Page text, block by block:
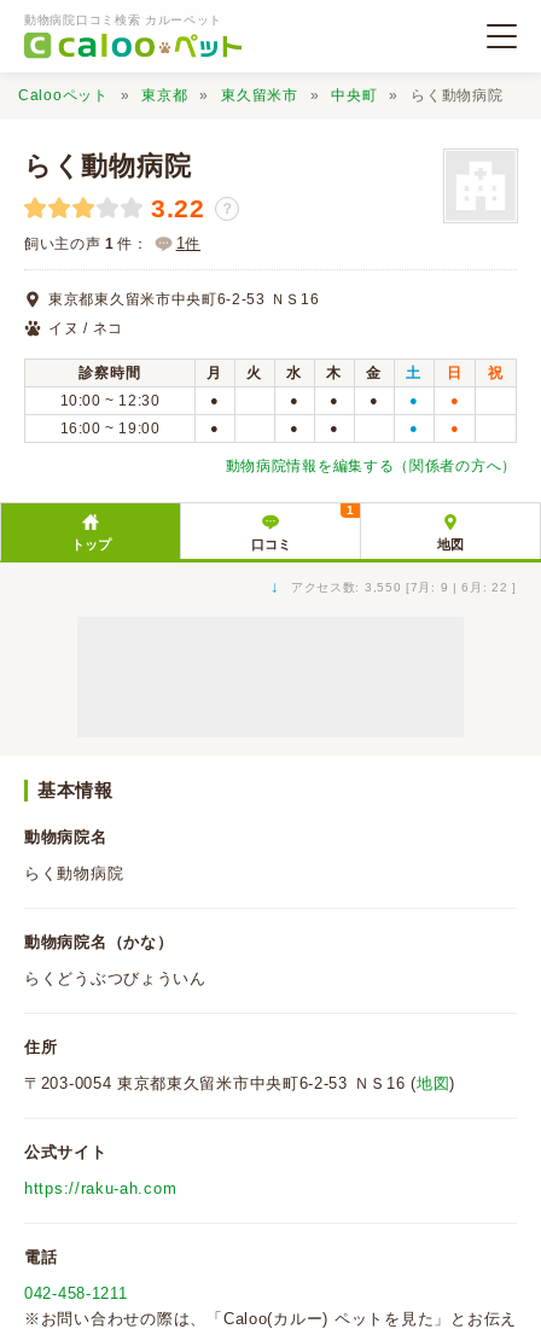
動物病院口コミ検索 カルーペット
動物病院検索
口コミ検索
Calooペットとは？
Calooペット 東京都 東久留米市 中央町 らく動物病院
らく動物病院
3.22 ？
飼い主の声 1 件： 1件
東京都東久留米市中央町6-2-53 ＮＳ16
イヌ / ネコ
診察時間 月 火 水 木 金 土 日
祝
10:00 ~ 12:30
● ● ● ● ● ●
16:00 ~ 19:00 ● ● ● ● ●
動物病院情報を編集する（関係者の方へ）
トップ 口コミ
1
地図
↓ アクセス数: 3,550 [7月: 9 | 6月: 22 ]
基本情報
動物病院名
らく動物病院
動物病院名（かな）
らくどうぶつびょういん
住所
〒203-0054 東京都東久留米市中央町6-2-53 ＮＳ16 (地図)
公式サイト
https://raku-ah.com
電話
042-458-1211
※お問い合わせの際は、「Caloo(カルー) ペットを見た」とお伝え